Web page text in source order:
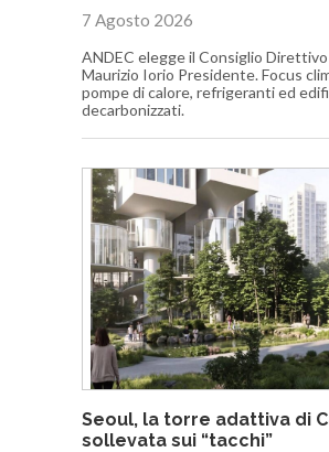
7 Agosto 2026
ANDEC elegge il Consiglio
Maurizio Iorio Presidente. Focus
pompe di calore, refrigeranti ed
decarbonizzati.
Seoul, la torre adattiva di
sollevata sui “tacchi”